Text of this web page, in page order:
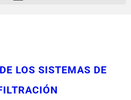
LOS SISTEMAS DE